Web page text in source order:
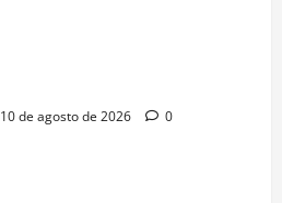
10 de agosto de 2026 0
NOTICIAS VINO